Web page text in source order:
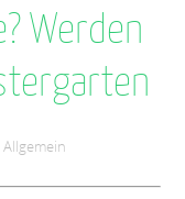
Werden
Allgemein